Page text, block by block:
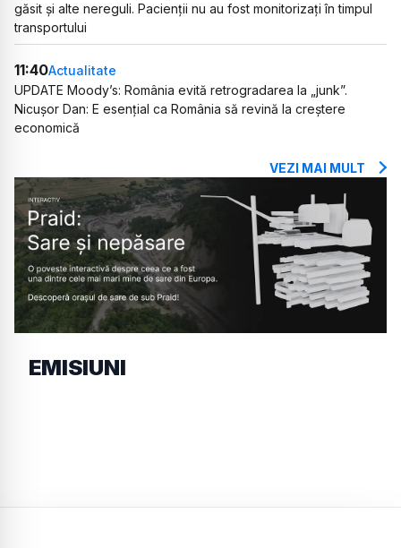
găsit și alte nereguli. Pacienții nu au fost monitorizați în timpul
transportului
11:40Actualitate
UPDATE Moody’s: România evită retrogradarea la „junk”.
Nicușor Dan: E esențial ca România să revină la creștere
economică
VEZI MAI MULT
EMISIUNI